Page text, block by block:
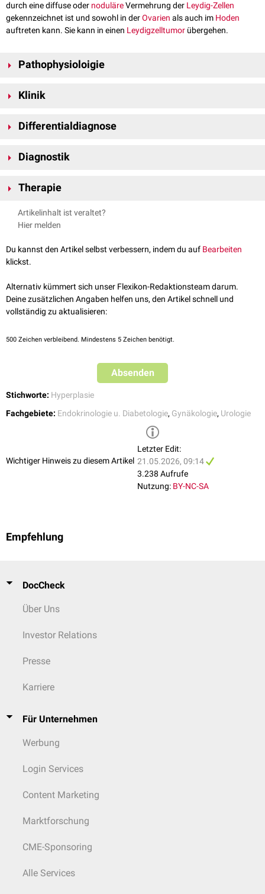
durch eine diffuse oder noduläreVermehrung der Leydig-Zellen
gekennzeichnet ist und sowohl in derOvarien als auch im Hoden
auftreten kann. Sie kann in einen Leydigzelltumor übergehen.
Pathophysioloigie
Androgenenund damit zu einem Anstieg des
Klinik
Frauen
sind
Hirsutismus
Vertiefung der Stimme
androgenetische Alopezie
Männer
Hodenvergrößerung
Testosterons zuÖstrogenen )
Infertilität
Libidoverlust
Differentialdiagnose
Cushing-Syndrom
Diagnostik
Labor (Hormonbestimmung)
Therapie
Die Therapie der Wahl bei ausgedehntem Befund ist die Entfernung des
Gewebes durch
Artikelinhalt ist veraltet?
Hier melden
Du kannst den Artikel selbst verbessern, indem du auf Bearbeiten
klickst.
Alternativ kümmert sich unser Flexikon-Redaktionsteam darum.
Deine zusätzlichen Angaben helfen uns, den Artikel schnell und
vollständig zu aktualisieren:
500 Zeichen verbleibend. Mindestens 5 Zeichen benötigt.
Absenden
Stichworte: Hyperplasie
Fachgebiete: Endokrinologie u. Diabetologie, Gynäkologie, Urologie
Wichtiger Hinweis zu diesem Artikel
Letzter Edit:
21.05.2026, 09:14
3.238 Aufrufe
Nutzung: BY-NC-SA
Empfehlung
DocCheck
Über Uns
Investor Relations
Presse
Karriere
Für Unternehmen
Werbung
Login Services
Content Marketing
Marktforschung
CME-Sponsoring
Alle Services